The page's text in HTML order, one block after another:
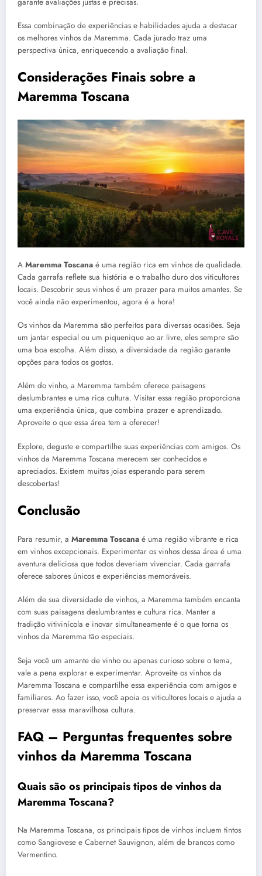
Essa combinação de experiências e habilidades ajuda a destacar
os melhores vinhos da Maremma. Cada jurado traz uma
perspectiva única, enriquecendo a avaliação final.
Considerações Finais sobre a
Maremma Toscana
A Maremma Toscana é uma região rica em vinhos de qualidade.
Cada garrafa reflete sua história e o trabalho duro dos viticultores
locais. Descobrir seus vinhos é um prazer para muitos amantes. Se
você ainda não experimentou, agora é a hora!
Os vinhos da Maremma são perfeitos para diversas ocasiões. Seja
um jantar especial ou um piquenique ao ar livre, eles sempre são
uma boa escolha. Além disso, a diversidade da região garante
opções para todos os gostos.
Além do vinho, a Maremma também oferece paisagens
deslumbrantes e uma rica cultura. Visitar essa região proporciona
uma experiência única, que combina prazer e aprendizado.
Aproveite o que essa área tem a oferecer!
Explore, deguste e compartilhe suas experiências com amigos. Os
vinhos da Maremma Toscana merecem ser conhecidos e
apreciados. Existem muitas joias esperando para serem
descobertas!
Conclusão
Para resumir, a Maremma Toscana é uma região vibrante e rica
em vinhos excepcionais. Experimentar os vinhos dessa área é uma
aventura deliciosa que todos deveriam vivenciar. Cada garrafa
oferece sabores únicos e experiências memoráveis.
Além de sua diversidade de vinhos, a Maremma também encanta
com suas paisagens deslumbrantes e cultura rica. Manter a
tradição vitivinícola e inovar simultaneamente é o que torna os
vinhos da Maremma tão especiais.
Seja você um amante de vinho ou apenas curioso sobre o tema,
vale a pena explorar e experimentar. Aproveite os vinhos da
Maremma Toscana e compartilhe essa experiência com amigos e
familiares. Ao fazer isso, você apoia os viticultores locais e ajuda a
preservar essa maravilhosa cultura.
FAQ – Perguntas frequentes sobre
vinhos da Maremma Toscana
Quais são os principais tipos de vinhos da
Maremma Toscana?
Na Maremma Toscana, os principais tipos de vinhos incluem tintos
como Sangiovese e Cabernet Sauvignon, além de brancos como
Vermentino.